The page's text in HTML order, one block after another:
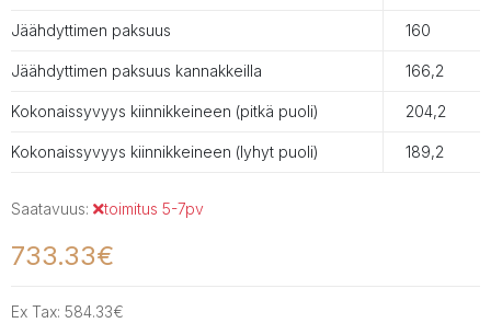
Jäähdyttimen paksuus 160
Jäähdyttimen paksuus kannakkeilla 166,2
Kokonaissyvyys kiinnikkeineen (pitkä puoli) 204,2
Kokonaissyvyys kiinnikkeineen (lyhyt puoli) 189,2
Saatavuus: toimitus 5-7pv
733.33€
Ex Tax: 584.33€